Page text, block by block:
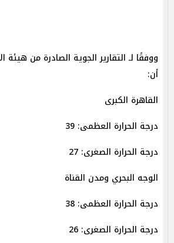
ووفقًا لـ التقارير الجوية الصادرة من هيئة
أن:
القاهرة الكبرى
درجة الحرارة العظمى: 39
درجة الحرارة الصغرى: 27
الوجه البحري ومدن القناة
درجة الحرارة العظمى: 38
درجة الحرارة الصغرى: 26